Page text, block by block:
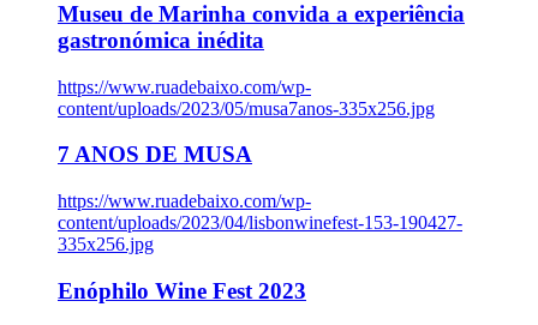
Museu de Marinha convida a experiência
gastronómica inédita
https://www.ruadebaixo.com/wp-
content/uploads/2023/05/musa7anos-335x256.jpg
7 ANOS DE MUSA
https://www.ruadebaixo.com/wp-
content/uploads/2023/04/lisbonwinefest-153-190427-
335x256.jpg
Enóphilo Wine Fest 2023